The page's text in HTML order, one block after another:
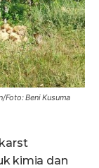
Foto: Beni Kusuma
kimia dan